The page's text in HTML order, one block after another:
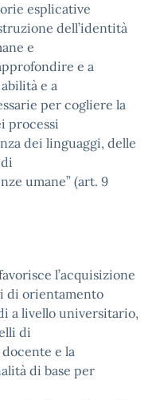
esplicative
dell’identità
e
e a
e a
per cogliere la
processi
dei linguaggi, delle
umane” (art. 9
l’acquisizione
di orientamento
a livello universitario,
di
e la
di base per